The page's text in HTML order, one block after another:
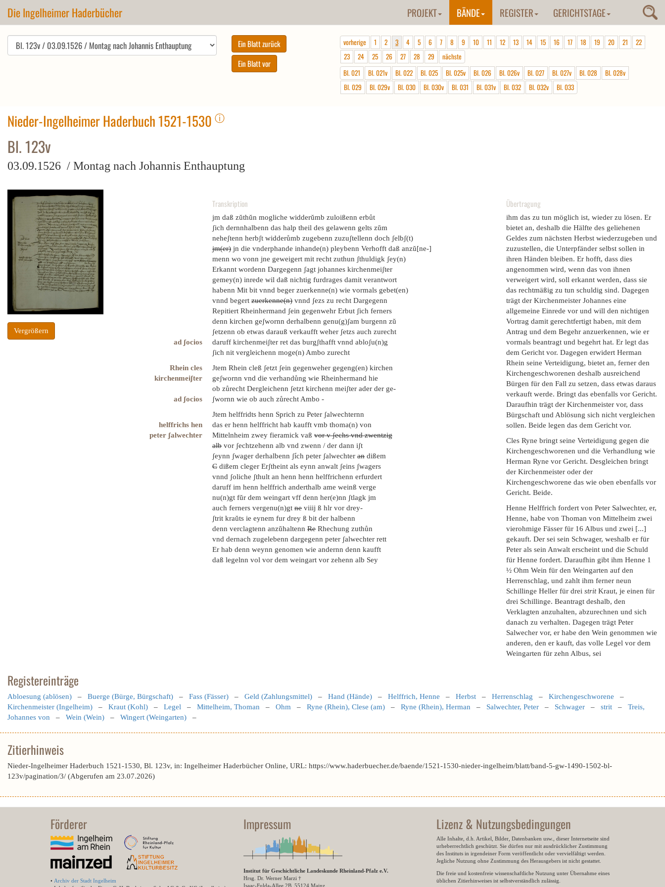
Die Ingelheimer Haderbücher PROJEKT BÄNDE REGISTER GERICHTSTAGE
vorherige 1 2 3 4 5 6 7 8 9 10 11 12 13 14 15 16 17 18 19 20 21
22
23
24 25 26 27 28 29
nächste
Bl. 021
Bl. 021v Bl. 022 Bl. 025 Bl. 025v Bl. 026 Bl. 026v Bl. 027 Bl. 027v Bl. 028
Bl. 028v
Bl. 029
Bl. 029v Bl. 030 Bl. 030v Bl. 031 Bl. 031v Bl. 032 Bl. 032v Bl. 033
Nieder-Ingelheimer Haderbuch 1521-1530 ⓘ
Bl. 123v
03.09.1526 / Montag nach Johannis Enthauptung
Vergrößern
Transkription
jm daß zŭthŭn mogliche widderŭmb zuloißenn erbůt
ʃich dernnhalbenn das halp theil des gelawenn gelts zŭm
neheʃtenn herbʃt widderůmb zugebenn zuzuʃtellenn doch ʃelbʃ(t)
jm(er) jn die vnderphande inhande(n) pleybenn Verhofft daß anzŭ[ne-]
menn wo vonn jne geweigert mit recht zuthun ʃthuldigk ʃey(n)
Erkannt wordenn Dargegenn ʃagt johannes kirchenmeiʃter
gemey(n) inrede wil daß nichtig furdrages damit verantwort
habenn Mit bit vnnd beger zuerkenne(n) wie vormals gebet(en)
vnnd begert zuerkenne(n) vnnd ʃezs zu recht Dargegenn
Repitiert Rheinhermand ʃein gegenwehr Erbut ʃich ferners
denn kirchen geʃwornn derhalbenn genu(g)ʃam burgenn zŭ
ʃetzenn ob etwas darauß verkaufft weher ʃetzs auch zurecht
ad ʃocios
daruff kirchenmeiʃter ret das burgʃthafft vnnd abloʃu(n)g
ʃich nit vergleichenn moge(n) Ambo zurecht
Rhein cles
Jtem Rhein cleß ʃetzt ʃein gegenweher gegeng(en) kirchen
kirchenmeiʃter
geʃwornn vnd die verhandůng wie Rheinhermand hie
ob zůrecht Dergleichenn ʃetzt kirchenn meiʃter ader der ge-
ad ʃocios
ʃwornn wie ob auch zůrecht Ambo -
Jtem helffridts henn Sprich zu Peter ʃalwechternn
helffrichs hen
das er henn helffricht hab kaufft vmb thoma(n) von
peter ʃalwechter
Mittelnheim zwey fieramick vaß vor v ʃechs vnd zwentzig
alb vor ʃechtzehenn alb vnd zwenn / der dann iʃt
ʃeynn ʃwager derhalbenn ʃích peter ʃalwechter an dißem
C dißem cleger Erʃtheint als eynn anwalt ʃeins ʃwagers
vnnd ʃoliche ʃthult an henn henn helffrichenn erfurdert
daruff im henn helffrich anderthalb ame weinß verge
nu(n)gt fŭr dem weingart vff denn her(e)nn ʃtlagk jm
auch ferners vergenu(n)gt ne viiij ß hlr vor drey-
ʃtrit kraŭts ie eynem fur drey ß bit der halbenn
denn verclagtenn anzŭhaltenn Re Rhechung zuthůn
vnd dernach zugelebenn dargegenn peter ʃalwechter rett
Er hab denn weynn genomen wie andernn denn kaufft
daß legelnn vol vor dem weingart vor zehenn alb Sey
Übertragung
ihm das zu tun möglich ist, wieder zu lösen. Er
bietet an, deshalb die Hälfte des geliehenen
Geldes zum nächsten Herbst wiederzugeben und
zuzustellen, die Unterpfänder selbst sollen in
ihren Händen bleiben. Er hofft, dass dies
angenommen wird, wenn das von ihnen
verweigert wird, soll erkannt werden, dass sie
das rechtmäßig zu tun schuldig sind. Dagegen
trägt der Kirchenmeister Johannes eine
allgemeine Einrede vor und will den nichtigen
Vortrag damit gerechtfertigt haben, mit dem
Antrag und dem Begehr anzuerkennen, wie er
vormals beantragt und begehrt hat. Er legt das
dem Gericht vor. Dagegen erwidert Herman
Rhein seine Verteidigung, bietet an, ferner den
Kirchengeschworenen deshalb ausreichend
Bürgen für den Fall zu setzen, dass etwas daraus
verkauft werde. Bringt das ebenfalls vor Gericht.
Daraufhin trägt der Kirchenmeister vor, dass
Bürgschaft und Ablösung sich nicht vergleichen
sollen. Beide legen das dem Gericht vor.
Cles Ryne bringt seine Verteidigung gegen die
Kirchengeschworenen und die Verhandlung wie
Herman Ryne vor Gericht. Desgleichen bringt
der Kirchenmeister oder der
Kirchengeschworene das wie oben ebenfalls vor
Gericht. Beide.
Henne Helffrich fordert von Peter Salwechter, er,
Henne, habe von Thoman von Mittelheim zwei
vierohmige Fässer für 16 Albus und zwei [...]
gekauft. Der sei sein Schwager, weshalb er für
Peter als sein Anwalt erscheint und die Schuld
für Henne fordert. Daraufhin gibt ihm Henne 1
½ Ohm Wein für den Weingarten auf den
Herrenschlag, und zahlt ihm ferner neun
Schillinge Heller für drei stritKraut, je einen für
drei Schillinge. Beantragt deshalb, den
Verklagten anzuhalten, abzurechnen und sich
danach zu verhalten. Dagegen trägt Peter
Salwecher vor, er habe den Wein genommen wie
anderen, den er kauft, das volle Legel vor dem
Weingarten für zehn Albus, sei
Registereinträge
Abloesung (ablösen) – Buerge (Bürge, Bürgschaft) – Fass (Fässer) – Geld (Zahlungsmittel) – Hand (Hände) – Helffrich, Henne – Herbst – Herrenschlag – Kirchengeschworene –
Kirchenmeister (Ingelheim) – Kraut (Kohl) – Legel – Mittelheim, Thoman – Ohm – Ryne (Rhein), Clese (am) – Ryne (Rhein), Herman – Salwechter, Peter – Schwager – strit – Treis,
Johannes von – Wein (Wein) – Wingert (Weingarten) –
Zitierhinweis
Nieder-Ingelheimer Haderbuch 1521-1530, Bl. 123v, in: Ingelheimer Haderbücher Online, URL: https://www.haderbuecher.de/baende/1521-1530-nieder-ingelheim/blatt/band-5-gw-1490-1502-bl-
123v/pagination/3/ (Abgerufen am 23.07.2026)
Förderer
• Archiv der Stadt Ingelheim
Impressum
Institut für Geschichtliche Landeskunde Rheinland-Pfalz e.V.
Hrsg. Dr. Werner Marzi †
Isaac-Fulda-Allee 2B, 55124 Mainz
Lizenz & Nutzungsbedingungen
Alle Inhalte, d.h. Artikel, Bilder, Datenbanken usw., dieser Internetseite sind
urheberrechtlich geschützt. Sie dürfen nur mit ausdrücklicher Zustimmung
des Instituts in irgendeiner Form veröffentlicht oder vervielfältigt werden.
Jegliche Nutzung ohne Zustimmung des Herausgebers ist nicht gestattet.
Die freie und kostenfreie wissenschaftliche Nutzung unter Übernahme eines
üblichen Zitierhinweises ist selbstverständlich zulässig.